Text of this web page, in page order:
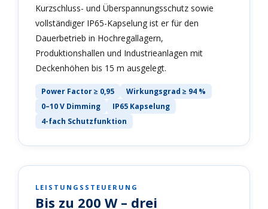
Kurzschluss- und Überspannungsschutz sowie
vollständiger IP65-Kapselung ist er für den
Dauerbetrieb in Hochregallagern,
Produktionshallen und Industrieanlagen mit
Deckenhöhen bis 15 m ausgelegt.
Power Factor ≥ 0,95
Wirkungsgrad ≥ 94 %
0–10 V Dimming
IP65 Kapselung
4-fach Schutzfunktion
LEISTUNGSSTEUERUNG
Bis zu 200 W – drei